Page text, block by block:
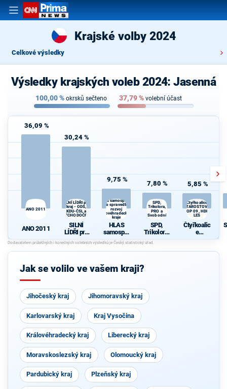
Krajské volby 2024
Celkové výsledky
Výsledky krajských voleb 2024: Jasenná
100,00% okrsků sečteno 37,79% volební účast
36,09 %
ANO 2011
ANO 2011
30,24 %
SILNÍ LÍDŘI pro
kraj - ODS,
KDU-ČSL a
VÝCHODOČEŠI
SILNÍ
LÍDŘI pro
kraj - ODS,
KDU-ČSL
a
ČEŠI
9,75 %
HLAS samospráv –
pro spravedlivý
rozvoj
Královéhradeckého
kraje
HLAS
samosprá
v – pro
spravedliv
ý rozvoj
deckého
7,80 %
SPD,
Trikolora,
PRO a
Svobodní
SPD,
Trikolora,
PRO a
Svobodní
5,85 %
Čtyřkoalice
STAROSTOVÉ,
TOP 09, HDK,
LES
Čtyřkoalic
e
STAROST
09, HDK,
Jak se volilo ve vašem kraji?
Jihočeský kraj Jihomoravský kraj
Karlovarský kraj Kraj Vysočina
Královéhradecký kraj Liberecký kraj
Moravskoslezský kraj Olomoucký kraj
Pardubický kraj Plzeňský kraj